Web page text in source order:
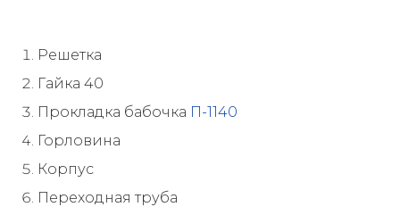
Решетка
Гайка 40
Прокладка бабочка П-1140
Горловина
Корпус
Переходная труба